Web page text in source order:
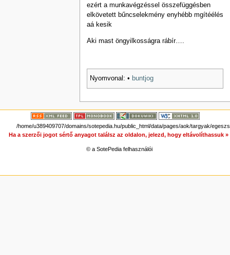
ezért a munkavégzéssel összefüggésben
elkövetett bűncselekmény enyhébb mgítéélés
aá kesik
Aki mast öngyilkosságra rábír….
Nyomvonal: • buntjog
/home/u389409707/domains/sotepedia.hu/public_html/data/pages/aok/targyak/
Ha a szerzői jogot sértő anyagot találsz az oldalon, jelezd, hogy eltávolíthassuk »
© a SotePedia felhasználói